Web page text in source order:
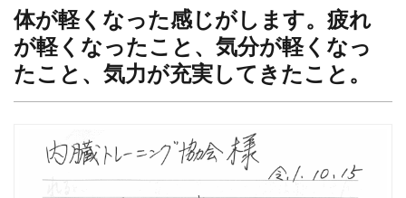
体が軽くなった感じがします。疲れ
が軽くなったこと、気分が軽くなっ
たこと、気力が充実してきたこと。